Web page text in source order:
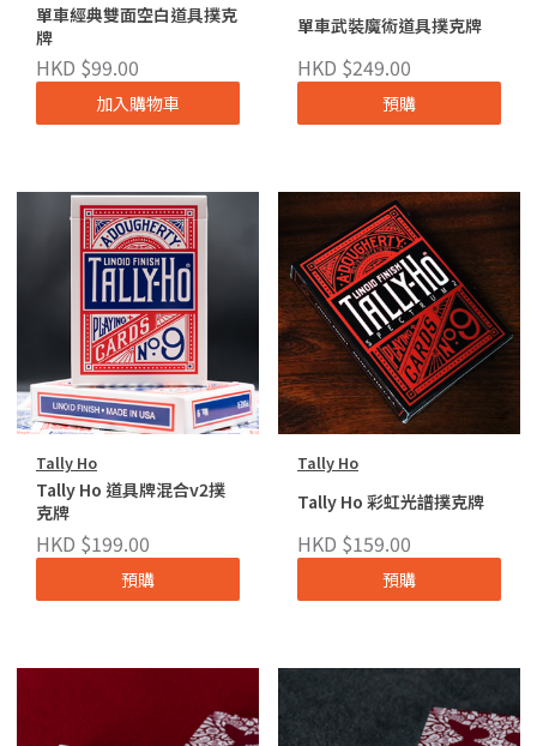
單車經典雙面空白道具撲克
牌
HKD $99.00
加入購物車
單車武裝魔術道具撲克牌
HKD $249.00
預購
Tally Ho
Tally Ho 道具牌混合v2撲
克牌
HKD $199.00
預購
Tally Ho
Tally Ho 彩虹光譜撲克牌
HKD $159.00
預購